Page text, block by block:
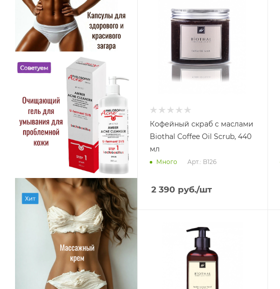
Кофейный скраб с маслами
Biothal Coffee Oil Scrub, 440
мл
Много Арт.: B126
2 390 руб./шт